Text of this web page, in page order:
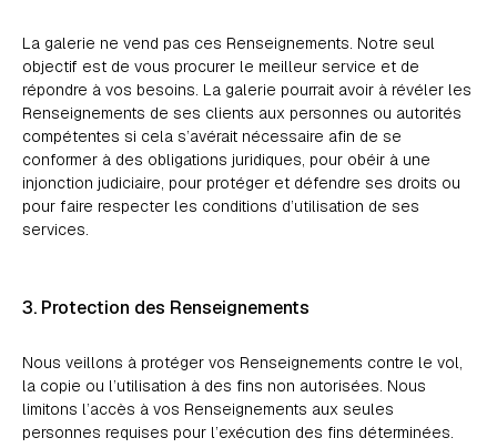
La galerie ne vend pas ces Renseignements. Notre seul
objectif est de vous procurer le meilleur service et de
répondre à vos besoins. La galerie pourrait avoir à révéler les
Renseignements de ses clients aux personnes ou autorités
compétentes si cela s’avérait nécessaire afin de se
conformer à des obligations juridiques, pour obéir à une
injonction judiciaire, pour protéger et défendre ses droits ou
pour faire respecter les conditions d’utilisation de ses
services.
3. Protection des Renseignements
Nous veillons à protéger vos Renseignements contre le vol,
la copie ou l’utilisation à des fins non autorisées. Nous
limitons l’accès à vos Renseignements aux seules
personnes requises pour l’exécution des fins déterminées.